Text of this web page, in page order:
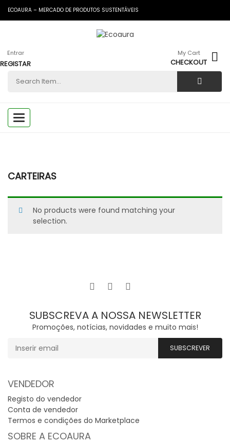
ECOAURA – MERCADO DE PRODUTOS SUSTENTÁVEIS
Entrar
REGISTAR
My Cart
CHECKOUT
Toggle
navigation
CARTEIRAS
No products were found matching your
selection.
SUBSCREVA A NOSSA NEWSLETTER
Promoções, notícias, novidades e muito mais!
VENDEDOR
Registo do vendedor
Conta de vendedor
Termos e condições do Marketplace
SOBRE A ECOAURA